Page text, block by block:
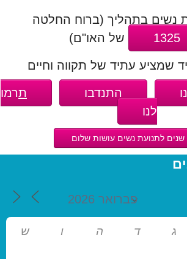
נשים בתהליך (ברוח החלטה
1325
של האו"ם)
שמציע עתיד של תקווה וחיים
התנדבו תרמו
לנו
לתנועת נשים עושות שלום
ג ד ה ו ש